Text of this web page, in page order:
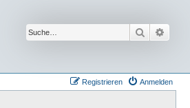
Suche
Anmelden
Registrieren